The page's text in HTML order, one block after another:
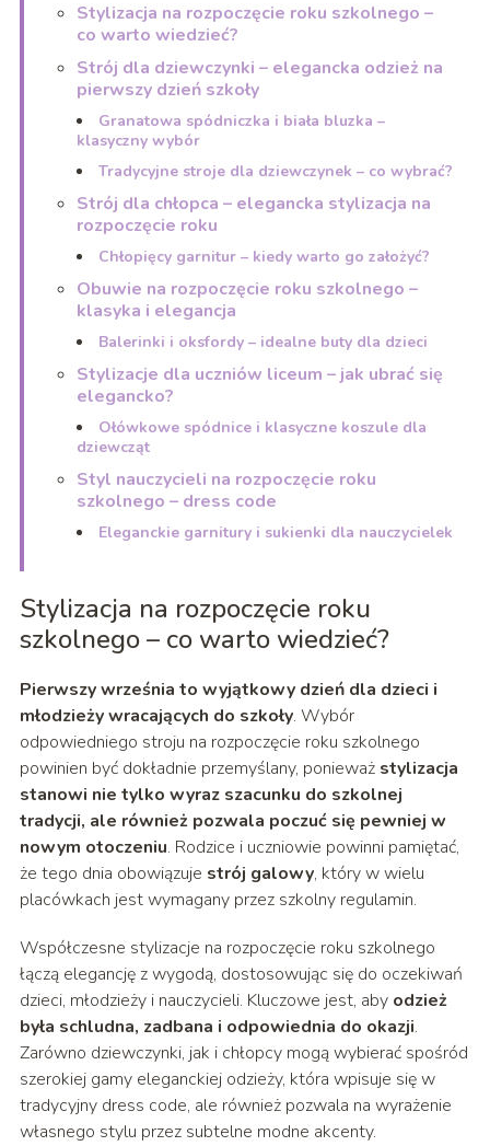
Stylizacja na rozpoczęcie roku szkolnego –
co warto wiedzieć?
Strój dla dziewczynki – elegancka odzież na
pierwszy dzień szkoły
Granatowa spódniczka i biała bluzka –
klasyczny wybór
Tradycyjne stroje dla dziewczynek – co wybrać?
Strój dla chłopca – elegancka stylizacja na
rozpoczęcie roku
Chłopięcy garnitur – kiedy warto go założyć?
Obuwie na rozpoczęcie roku szkolnego –
klasyka i elegancja
Balerinki i oksfordy – idealne buty dla dzieci
Stylizacje dla uczniów liceum – jak ubrać się
elegancko?
Ołówkowe spódnice i klasyczne koszule dla
dziewcząt
Styl nauczycieli na rozpoczęcie roku
szkolnego – dress code
Eleganckie garnitury i sukienki dla nauczycielek
Stylizacja na rozpoczęcie roku
szkolnego – co warto wiedzieć?
Pierwszy września to wyjątkowy dzień dla dzieci i
młodzieży wracających do szkoły. Wybór
odpowiedniego stroju na rozpoczęcie roku szkolnego
powinien być dokładnie przemyślany, ponieważ stylizacja
stanowi nie tylko wyraz szacunku do szkolnej
tradycji, ale również pozwala poczuć się pewniej w
nowym otoczeniu. Rodzice i uczniowie powinni pamiętać,
że tego dnia obowiązuje strój galowy, który w wielu
placówkach jest wymagany przez szkolny regulamin.
Współczesne stylizacje na rozpoczęcie roku szkolnego
łączą elegancję z wygodą, dostosowując się do oczekiwań
dzieci, młodzieży i nauczycieli. Kluczowe jest, aby odzież
była schludna, zadbana i odpowiednia do okazji.
Zarówno dziewczynki, jak i chłopcy mogą wybierać spośród
szerokiej gamy eleganckiej odzieży, która wpisuje się w
tradycyjny dress code, ale również pozwala na wyrażenie
własnego stylu przez subtelne modne akcenty.